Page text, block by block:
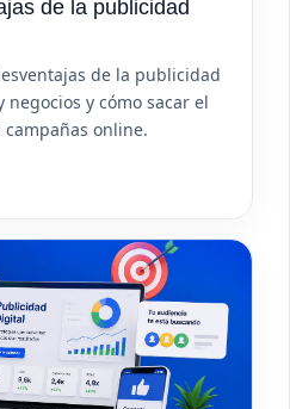
de la publicidad
de la publicidad
y cómo sacar el
online.